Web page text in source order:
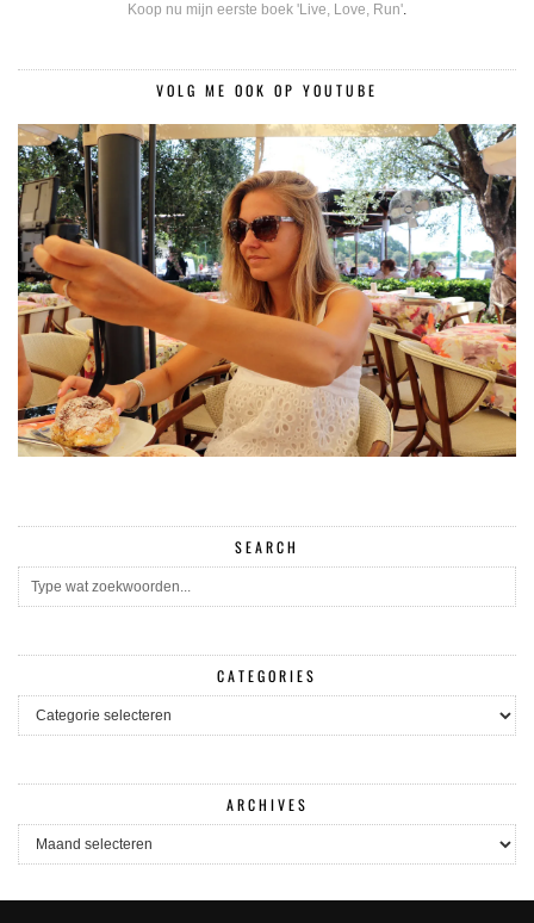
Koop nu mijn eerste boek 'Live, Love, Run'.
VOLG ME OOK OP YOUTUBE
SEARCH
CATEGORIES
CATEGORIES
ARCHIVES
ARCHIVES